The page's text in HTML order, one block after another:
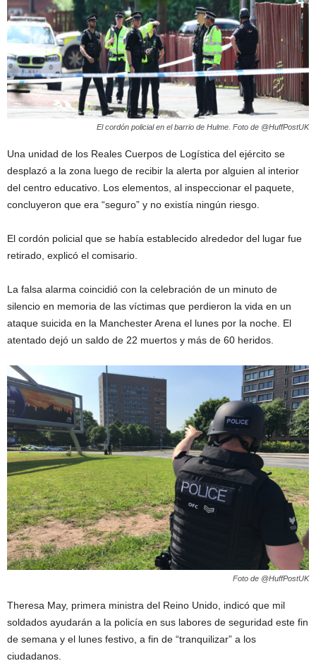
El cordón policial en el barrio de Hulme. Foto de @HuffPostUK
Una unidad de los Reales Cuerpos de Logística del ejército se
desplazó a la zona luego de recibir la alerta por alguien al interior
del centro educativo. Los elementos, al inspeccionar el paquete,
concluyeron que era “seguro” y no existía ningún riesgo.
El cordón policial que se había establecido alrededor del lugar fue
retirado, explicó el comisario.
La falsa alarma coincidió con la celebración de un minuto de
silencio en memoria de las víctimas que perdieron la vida en un
ataque suicida en la Manchester Arena el lunes por la noche. El
atentado dejó un saldo de 22 muertos y más de 60 heridos.
Foto de @HuffPostUK
Theresa May, primera ministra del Reino Unido, indicó que mil
soldados ayudarán a la policía en sus labores de seguridad este fin
de semana y el lunes festivo, a fin de “tranquilizar” a los
ciudadanos.